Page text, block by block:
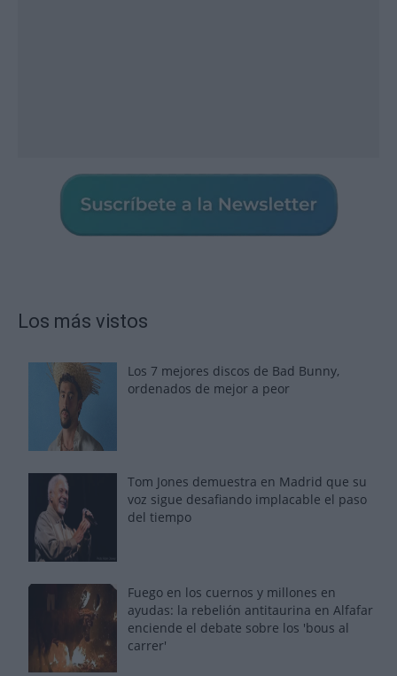
Los más vistos
Los 7 mejores discos de Bad Bunny,
ordenados de mejor a peor
Tom Jones demuestra en Madrid que su
voz sigue desafiando implacable el paso
del tiempo
Fuego en los cuernos y millones en
ayudas: la rebelión antitaurina en Alfafar
enciende el debate sobre los 'bous al
carrer'